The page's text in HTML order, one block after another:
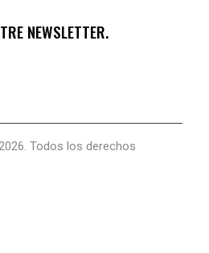
NEWSLETTER.
Todos los derechos